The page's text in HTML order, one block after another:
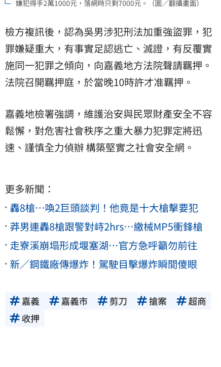
嫌犯得手2萬1000元，落網時只剩7000元。（圖／翻攝畫面）
檢方複訊後，認為吳男涉犯刑法加重強盜罪，犯
罪嫌疑重大，有事實足認逃亡、滅證，有反覆實
施同一犯罪之傾向，向嘉義地方法院聲請羈押。
法院召開羈押庭，於當晚10時許才准羈押。
嘉義地檢署強調，維護治安與民眾財產安全不容
鬆懈，對危害社會秩序之重大暴力犯罪定將迅
速、謹慎全力偵辦 構築堅實之社會安全網。
更多新聞：
轟8槍…喚2巨頭談判！他竟是十大槍擊要犯
莽男連轟8槍跟警對峙2hrs…繳械MP5衝鋒槍
走寮溪崩塌形成堰塞湖…官方急呼籲勿前往
新／鋼鐵廠傳爆炸！駕駛目擊爆炸瞬間傻眼
嘉義 嘉義市 剪刀 搶案
超商
收押